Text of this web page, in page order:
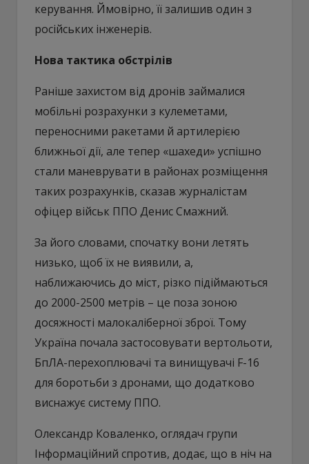
керування. Ймовірно, її залишив один з
російських інженерів.
Нова тактика обстрілів
Раніше захистом від дронів займалися
мобільні розрахунки з кулеметами,
переносними ракетами й артилерією
ближньої дії, але тепер «шахеди» успішно
стали маневрувати в районах розміщення
таких розрахунків, сказав журналістам
офіцер військ ППО Денис Смажний.
За його словами, спочатку вони летять
низько, щоб їх не виявили, а,
наближаючись до міст, різко підіймаються
до 2000-2500 метрів – це поза зоною
досяжності малокаліберної зброї. Тому
Україна почала застосовувати вертольоти,
БпЛА-перехоплювачі та винищувачі F-16
для боротьби з дронами, що додатково
виснажує систему ППО.
Олександр Коваленко, оглядач групи
Інформаційний спротив, додає, що в ніч на